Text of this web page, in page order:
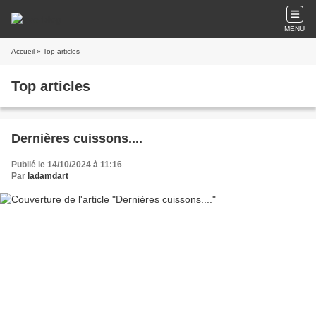
MENU
Accueil » Top articles
Top articles
Dernières cuissons....
Publié le 14/10/2024 à 11:16
Par ladamdart